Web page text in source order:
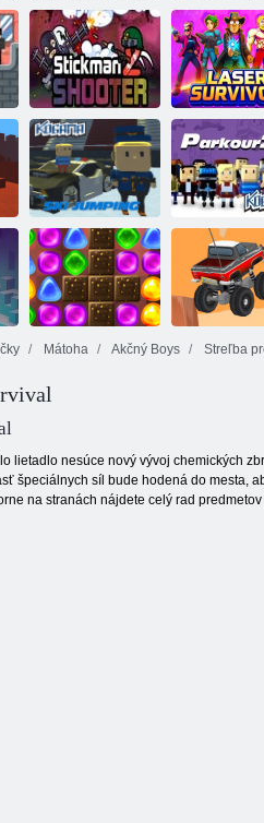
Elska
Dead
Open
Driver
Stickman
Shooter 2
Preživší s
laserom
Kogama:
Lyžiarske
skoky!
Kogama:
Parkour
Mátoha Akčný Boys Streľba
lietadlo nesúce nový vývoj chemických
špeciálnych síl bude hodená do
na stranách nájdete celý rad